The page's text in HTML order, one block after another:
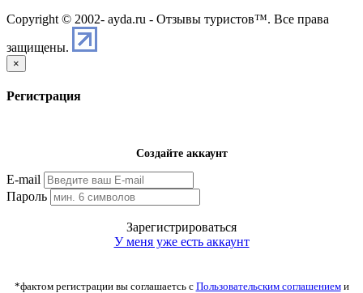
Copyright © 2002- ayda.ru - Отзывы туристов™. Все права
защищены.
×
Регистрация
Создайте аккаунт
E-mail
Пароль
Зарегистрироваться
У меня уже есть аккаунт
*фактом регистрации вы соглашаетсь с Пользовательским соглашениеми